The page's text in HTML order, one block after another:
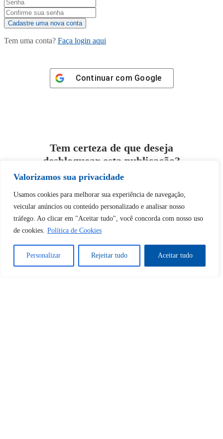
Valorizamos sua privacidade
Usamos cookies para melhorar sua experiência de navegação,
veicular anúncios ou conteúdo personalizado e analisar nosso
tráfego. Ao clicar em "Aceitar tudo", você concorda com nosso uso
de cookies. Política de Cookies
Personalizar Rejeitar tudo Aceitar tudo
Tem uma conta? Faça login aqui
Continuar com Google
Tem certeza de que deseja
desbloquear esta publicação?
Desbloquear esquerda : 0
Sim Não